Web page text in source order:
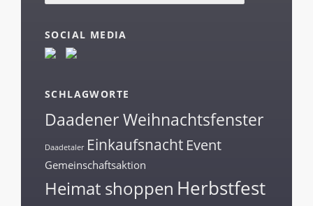
e
n
SOCIAL MEDIA
SCHLAGWORTE
Daadener Weihnachtsfenster
Daadetaler Einkaufsnacht Event
Gemeinschaftsaktion
Heimat shoppen Herbstfest